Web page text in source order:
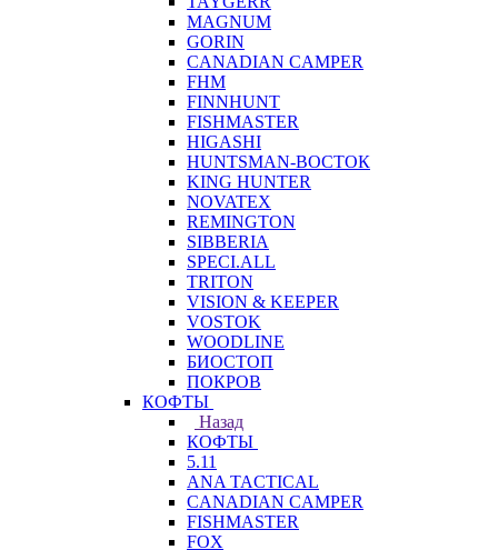
MAGNUM
GORIN
CANADIAN CAMPER
FHM
FINNHUNT
FISHMASTER
HIGASHI
HUNTSMAN-ВОСТОК
KING HUNTER
NOVATEX
REMINGTON
SIBBERIA
SPECI.ALL
TRITON
VISION & KEEPER
VOSTOK
WOODLINE
БИОСТОП
ПОКРОВ
КОФТЫ
Назад
КОФТЫ
5.11
ANA TACTICAL
CANADIAN CAMPER
FISHMASTER
FOX